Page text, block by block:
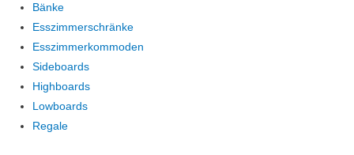
Bänke
Esszimmerschränke
Esszimmerkommoden
Sideboards
Highboards
Lowboards
Regale